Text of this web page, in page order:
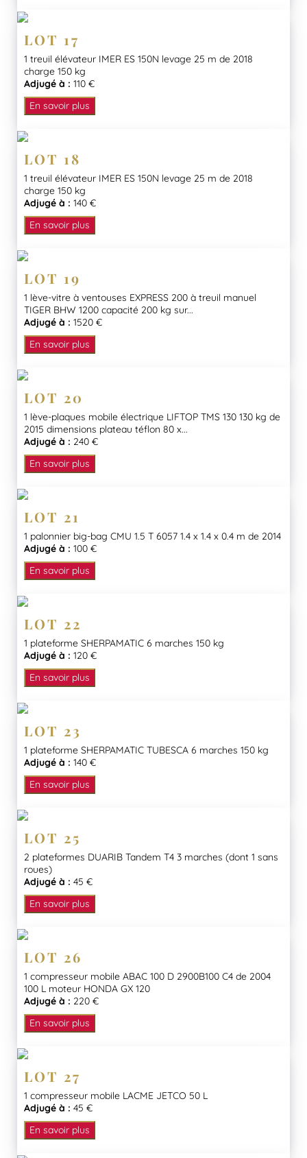
LOT 17
1 treuil élévateur IMER ES 150N levage 25 m de 2018
charge 150 kg
Adjugé à : 110 €
En savoir plus
LOT 18
1 treuil élévateur IMER ES 150N levage 25 m de 2018
charge 150 kg
Adjugé à : 140 €
En savoir plus
LOT 19
1 lève-vitre à ventouses EXPRESS 200 à treuil manuel
TIGER BHW 1200 capacité 200 kg sur...
Adjugé à : 1520 €
En savoir plus
LOT 20
1 lève-plaques mobile électrique LIFTOP TMS 130 130 kg de
2015 dimensions plateau téflon 80 x...
Adjugé à : 240 €
En savoir plus
LOT 21
1 palonnier big-bag CMU 1.5 T 6057 1.4 x 1.4 x 0.4 m de 2014
Adjugé à : 100 €
En savoir plus
LOT 22
1 plateforme SHERPAMATIC 6 marches 150 kg
Adjugé à : 120 €
En savoir plus
LOT 23
1 plateforme SHERPAMATIC TUBESCA 6 marches 150 kg
Adjugé à : 140 €
En savoir plus
LOT 25
2 plateformes DUARIB Tandem T4 3 marches (dont 1 sans
roues)
Adjugé à : 45 €
En savoir plus
LOT 26
1 compresseur mobile ABAC 100 D 2900B100 C4 de 2004
100 L moteur HONDA GX 120
Adjugé à : 220 €
En savoir plus
LOT 27
1 compresseur mobile LACME JETCO 50 L
Adjugé à : 45 €
En savoir plus